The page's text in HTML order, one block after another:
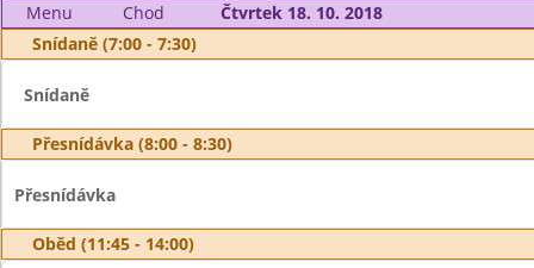
Menu Chod
Čtvrtek 18. 10. 2018
Snídaně (7:00 - 7:30)
Snídaně
Přesnídávka (8:00 - 8:30)
Přesnídávka
Oběd (11:45 - 14:00)